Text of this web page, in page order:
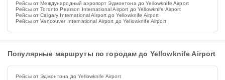
Рейсы от Международный аэропорт Эдмонтона до Yellowknife Airport
Рейсы от Toronto Pearson International Airport до Yellowknife Airport
Рейсы от Calgary International Airport до Yellowknife Airport
Рейсы от Vancouver International Airport до Yellowknife Airport
Популярные маршруты по городам до Yellowknife Airport
Рейсы от Эдмонтона до Yellowknife Airport